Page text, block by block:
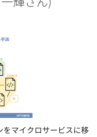
マイクロサービスに移